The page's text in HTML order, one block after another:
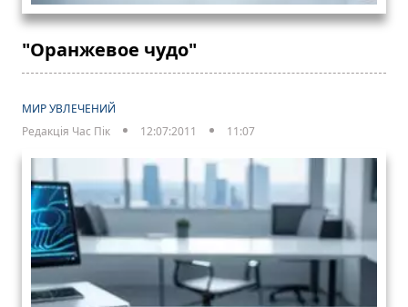
"Оранжевое чудо"
МИР УВЛЕЧЕНИЙ
Редакція Час Пік
12:07:2011 11:07